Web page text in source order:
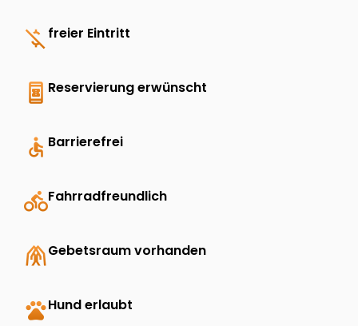
money_off freier Eintritt
book_online Reservierung erwünscht
accessible Barrierefrei
directions_bikeFahrradfreundlich
folded_handsGebetsraum vorhanden
petsHund erlaubt